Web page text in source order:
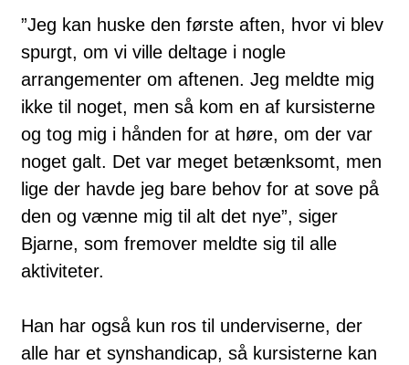
”Jeg kan huske den første aften, hvor vi blev
spurgt, om vi ville deltage i nogle
arrangementer om aftenen. Jeg meldte mig
ikke til noget, men så kom en af kursisterne
og tog mig i hånden for at høre, om der var
noget galt. Det var meget betænksomt, men
lige der havde jeg bare behov for at sove på
den og vænne mig til alt det nye”, siger
Bjarne, som fremover meldte sig til alle
aktiviteter.
Han har også kun ros til underviserne, der
alle har et synshandicap, så kursisterne kan